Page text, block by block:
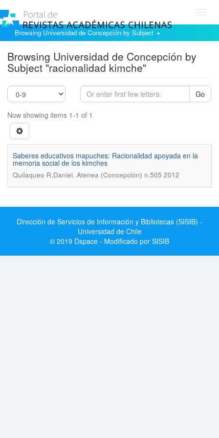
Browsing Universidad de Concepción by Subject
Browsing Universidad de Concepción by
Subject "racionalidad kimche"
Go
Now showing items 1-1 of 1
Saberes educativos mapuches: Racionalidad apoyada en la
memoria social de los kimches
Quilaqueo R,Daniel. Atenea (Concepción) n.505 2012
Dirección de Servicios de Información y Bibliotecas (SISIB) -
Universidad de Chile
© 2019 Dspace - Modificado por SISIB